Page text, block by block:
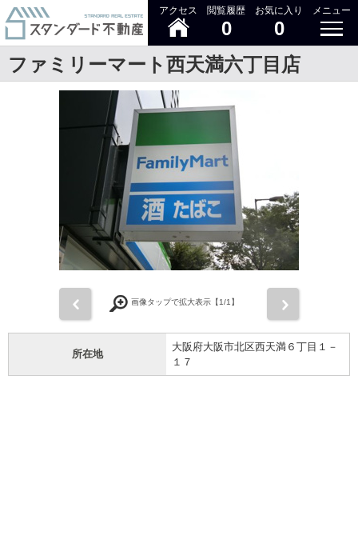
アクセス 閲覧履歴
0
お気に入り
0
メニュー
ファミリーマート西天満六丁目店
画像タップで拡大表示【1/1】
所在地
大阪府大阪市北区西天満６丁目１－
１７